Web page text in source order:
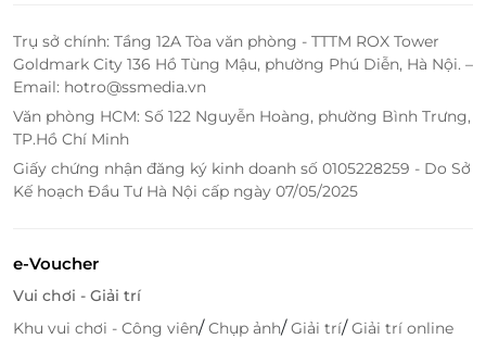
Đôi nét vềShynh Beauty Spa
Trụ sở chính: Tầng 12A Tòa văn phòng - TTTM ROX Tower
Goldmark City 136 Hồ Tùng Mậu, phường Phú Diễn, Hà Nội. –
Email: hotro@ssmedia.vn
Văn phòng HCM: Số 122 Nguyễn Hoàng, phường Bình Trưng,
TP.Hồ Chí Minh
Giấy chứng nhận đăng ký kinh doanh số 0105228259 - Do Sở
Kế hoạch Đầu Tư Hà Nội cấp ngày 07/05/2025
e-Voucher
Vui chơi - Giải trí
Khu vui chơi - Công viên/Chụp ảnh/Giải trí/Giải trí online